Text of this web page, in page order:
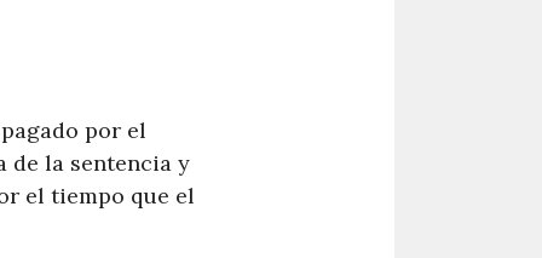
por el
de la sentencia y
el tiempo que el